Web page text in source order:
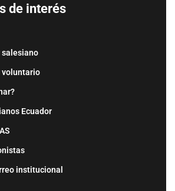
de interés
salesiano
voluntario
Ecuador
institucional